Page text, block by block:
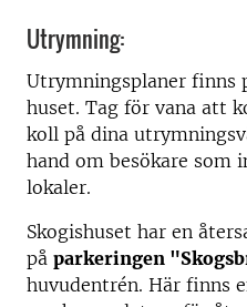
Utrymning:
Utrymningsplaner finns
huset. Tag för vana att
koll på dina
hand om besökare som
lokaler.
Skogishuset har en
på parkeringen
huvudentrén. Här finns